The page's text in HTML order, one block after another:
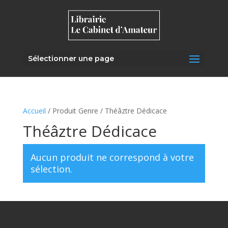
Sélectionner une page
Accueil / Produit Genre / Théâztre Dédicace
Théâztre Dédicace
Aucun produit ne correspond à votre
sélection.